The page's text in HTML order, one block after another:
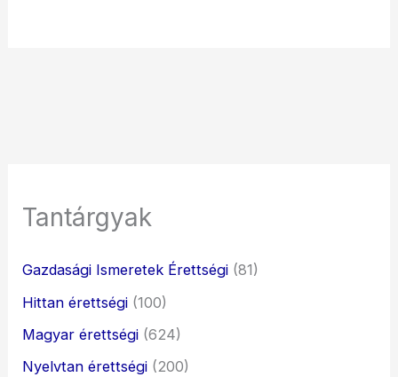
Tantárgyak
Gazdasági Ismeretek Érettségi (81)
Hittan érettségi (100)
Magyar érettségi (624)
Nyelvtan érettségi (200)